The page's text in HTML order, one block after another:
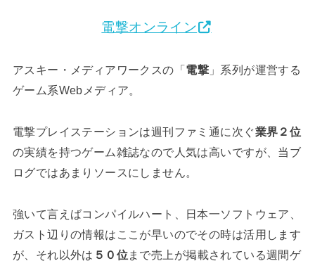
電撃オンライン
アスキー・メディアワークスの「電撃」系列が運営する
ゲーム系Webメディア。
電撃プレイステーションは週刊ファミ通に次ぐ業界２位
の実績を持つゲーム雑誌なので人気は高いですが、当ブ
ログではあまりソースにしません。
強いて言えばコンパイルハート、日本一ソフトウェア、
ガスト辺りの情報はここが早いのでその時は活用します
が、それ以外は ５０位まで売上が掲載されている週間ゲ